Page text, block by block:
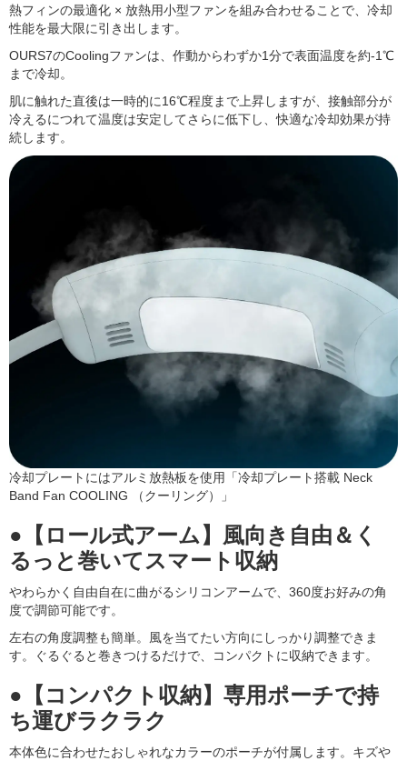
熱フィンの最適化 × 放熱用小型ファンを組み合わせることで、冷却
性能を最大限に引き出します。
OURS7のCoolingファンは、作動からわずか1分で表面温度を約-1℃
まで冷却。
肌に触れた直後は一時的に16℃程度まで上昇しますが、接触部分が
冷えるにつれて温度は安定してさらに低下し、快適な冷却効果が持
続します。
冷却プレートにはアルミ放熱板を使用「冷却プレート搭載 Neck
Band Fan COOLING （クーリング）」
●【ロール式アーム】風向き自由＆く
るっと巻いてスマート収納
やわらかく自由自在に曲がるシリコンアームで、360度お好みの角
度で調節可能です。
左右の角度調整も簡単。風を当てたい方向にしっかり調整できま
す。ぐるぐると巻きつけるだけで、コンパクトに収納できます。
●【コンパクト収納】専用ポーチで持
ち運びラクラク
本体色に合わせたおしゃれなカラーのポーチが付属します。キズや